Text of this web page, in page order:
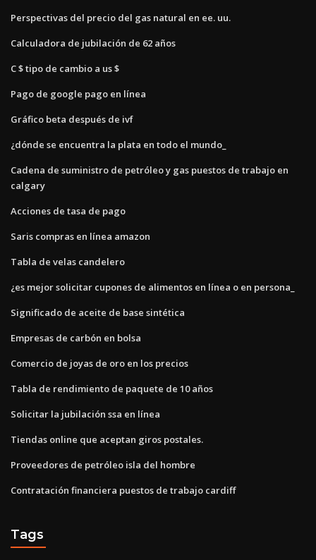
Perspectivas del precio del gas natural en ee. uu.
Calculadora de jubilación de 62 años
C $ tipo de cambio a us $
Pago de google pago en línea
Gráfico beta después de ivf
¿dónde se encuentra la plata en todo el mundo_
Cadena de suministro de petróleo y gas puestos de trabajo en
calgary
Acciones de tasa de pago
Saris compras en línea amazon
Tabla de velas candelero
¿es mejor solicitar cupones de alimentos en línea o en persona_
Significado de aceite de base sintética
Empresas de carbón en bolsa
Comercio de joyas de oro en los precios
Tabla de rendimiento de paquete de 10 años
Solicitar la jubilación ssa en línea
Tiendas online que aceptan giros postales.
Proveedores de petróleo isla del hombre
Contratación financiera puestos de trabajo cardiff
Tags